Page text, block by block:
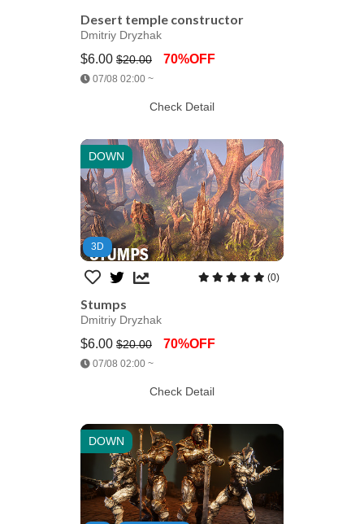
Desert temple constructor
Dmitriy Dryzhak
$6.00 $20.00 70%OFF
07/08 02:00 ~
Check Detail
DOWN
Jump AssetStore
3D
(0)
Stumps
Dmitriy Dryzhak
$6.00 $20.00 70%OFF
07/08 02:00 ~
Check Detail
DOWN
Jump AssetStore